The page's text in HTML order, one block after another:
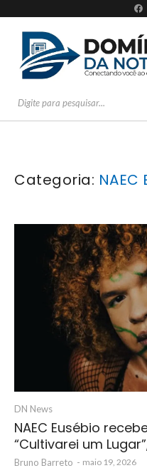
Categoria: NAEC
DN News
NAEC Eusébio
“Cultivarei um
Bruno Barreto - maio 19, 2026